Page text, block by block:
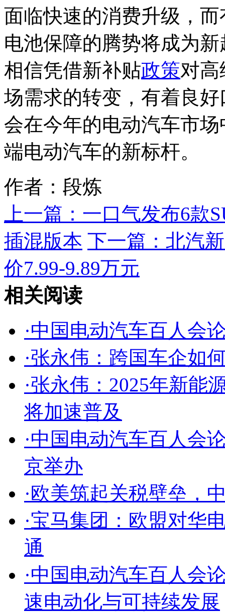
面临快速的消费升级，
电池保障的腾势将成为
相信凭借新补贴政策对
场需求的转变，有着良
会在今年的电动汽车市
端电动汽车的新标杆。
作者：段炼
上一篇： 一口气发布6款
插混版本 下一篇： 北汽
价7.99-9.89万元
相关阅读
·中国电动汽车百人会
·张永伟：跨国车企如
·张永伟：2025年新能
将加速普及
·中国电动汽车百人会
京举办
·欧美筑起关税壁垒，
·宝马集团：欧盟对华
通
·中国电动汽车百人会
速电动化与可持续发展